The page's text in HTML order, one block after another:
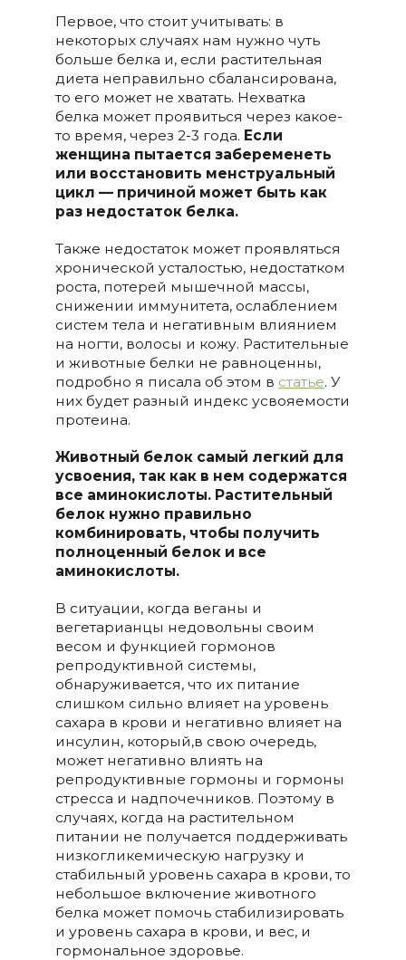
Первое, что стоит учитывать: в
некоторых случаях нам нужно чуть
больше белка и, если растительная
диета неправильно сбалансирована,
то его может не хватать. Нехватка
белка может проявиться через какое-
то время, через 2-3 года. Если
женщина пытается забеременеть
или восстановить менструальный
цикл — причиной может быть как
раз недостаток белка.
Также недостаток может проявляться
хронической усталостью, недостатком
роста, потерей мышечной массы,
снижении иммунитета, ослаблением
систем тела и негативным влиянием
на ногти, волосы и кожу. Растительные
и животные белки не равноценны,
подробно я писала об этом в статье. У
них будет разный индекс усвояемости
протеина.
Животный белок самый легкий для
усвоения, так как в нем содержатся
все аминокислоты. Растительный
белок нужно правильно
комбинировать, чтобы получить
полноценный белок и все
аминокислоты.
В ситуации, когда веганы и
вегетарианцы недовольны своим
весом и функцией гормонов
репродуктивной системы,
обнаруживается, что их питание
слишком сильно влияет на уровень
сахара в крови и негативно влияет на
инсулин, который,в свою очередь,
может негативно влиять на
репродуктивные гормоны и гормоны
стресса и надпочечников. Поэтому в
случаях, когда на растительном
питании не получается поддерживать
низкогликемическую нагрузку и
стабильный уровень сахара в крови, то
небольшое включение животного
белка может помочь стабилизировать
и уровень сахара в крови, и вес, и
гормональное здоровье.